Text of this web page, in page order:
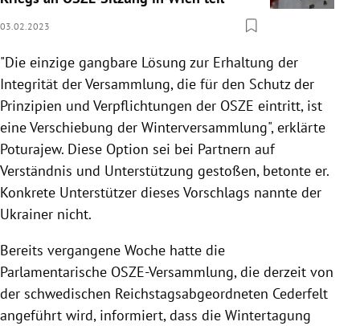
03.02.2023
"Die einzige gangbare Lösung zur Erhaltung der
Integrität der Versammlung, die für den Schutz der
Prinzipien und Verpflichtungen der OSZE eintritt, ist
eine Verschiebung der Winterversammlung", erklärte
Poturajew. Diese Option sei bei Partnern auf
Verständnis und Unterstützung gestoßen, betonte er.
Konkrete Unterstützer dieses Vorschlags nannte der
Ukrainer nicht.
Bereits vergangene Woche hatte die
Parlamentarische OSZE-Versammlung, die derzeit von
der schwedischen Reichstagsabgeordneten Cederfelt
angeführt wird, informiert, dass die Wintertagung